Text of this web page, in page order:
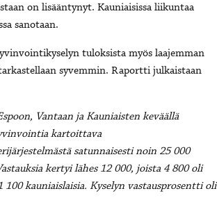
on lisääntynyt. Kauniaisissa liikuntaa
sanotaan.
tuloksista myös laajemman
syvemmin. Raportti julkaistaan
Vantaan ja Kauniaisten keväällä
kartoittava
satunnaisesti noin 25 000
kertyi lähes 12 000, joista 4 800 oli
100 kauniaislaisia. Kyselyn vastausprosentti oli